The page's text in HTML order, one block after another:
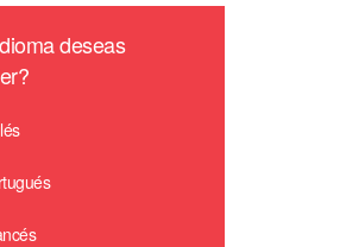
deseas